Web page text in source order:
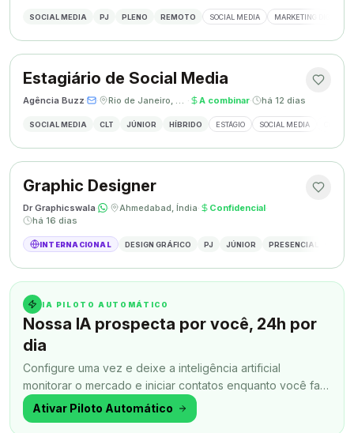
SOCIAL MEDIA PJ PLENO REMOTO SOCIAL MEDIA MARKETING DIGITAL
Estagiário de Social Media
Agência Buzz· · Rio de Janeiro, Brasil · A combinar· há 12 dias
SOCIAL MEDIA CLT JÚNIOR HÍBRIDO ESTÁGIO SOCIAL MEDIA
Graphic Designer
Dr Graphicswala· · Ahmedabad, Índia· Confidencial·
há 16 dias
INTERNACIONAL DESIGN GRÁFICO PJ JÚNIOR PRESENCIAL
IA PILOTO AUTOMÁTICO
Nossa IA prospecta por você, 24h por
dia
Configure uma vez e deixe a inteligência artificial
monitorar o mercado e iniciar contatos enquanto você faz
outra coisa.
Ativar Piloto Automático